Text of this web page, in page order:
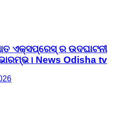
ଏକ୍ସପ୍ରେସ୍ ର ଉଦଘାଟନୀ
News Odisha tv